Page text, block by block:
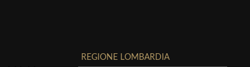
REGIONE LOMBARDIA